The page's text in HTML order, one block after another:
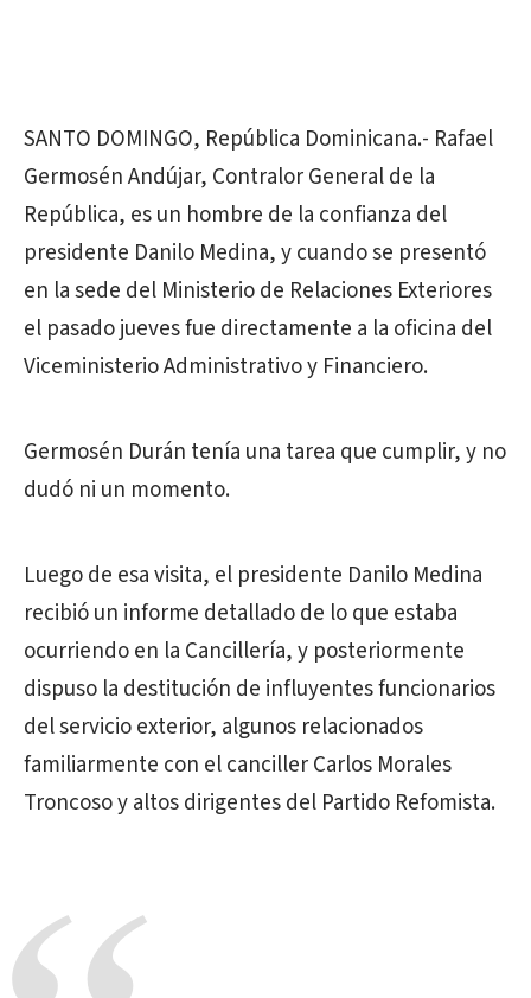
SANTO DOMINGO, República Dominicana.- Rafael
Germosén Andújar, Contralor General de la
República, es un hombre de la confianza del
presidente Danilo Medina, y cuando se presentó
en la sede del Ministerio de Relaciones Exteriores
el pasado jueves fue directamente a la oficina del
Viceministerio Administrativo y Financiero.
Germosén Durán tenía una tarea que cumplir, y no
dudó ni un momento.
Luego de esa visita, el presidente Danilo Medina
recibió un informe detallado de lo que estaba
ocurriendo en la Cancillería, y posteriormente
dispuso la destitución de influyentes funcionarios
del servicio exterior, algunos relacionados
familiarmente con el canciller Carlos Morales
Troncoso y altos dirigentes del Partido Refomista.